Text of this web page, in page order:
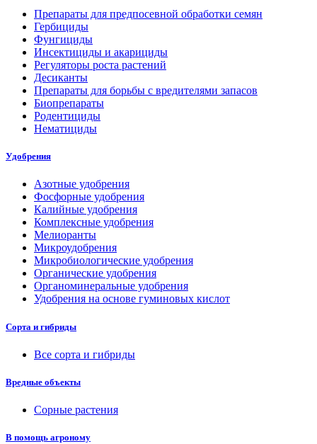
Препараты для предпосевной обработки семян
Гербициды
Фунгициды
Инсектициды и акарициды
Регуляторы роста растений
Десиканты
Препараты для борьбы с вредителями запасов
Биопрепараты
Родентициды
Нематициды
Удобрения
Азотные удобрения
Фосфорные удобрения
Калийные удобрения
Комплексные удобрения
Мелиоранты
Микроудобрения
Микробиологические удобрения
Органические удобрения
Органоминеральные удобрения
Удобрения на основе гуминовых кислот
Сорта и гибриды
Все сорта и гибриды
Вредные объекты
Сорные растения
В помощь агроному